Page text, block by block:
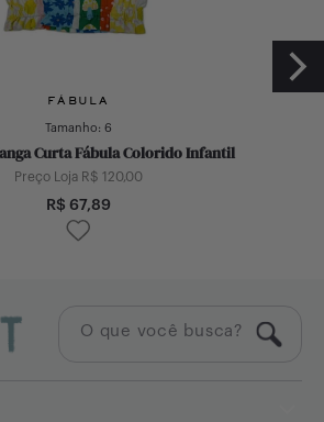
FÁBULA
Tamanho: 6
Curta Fábula Colorido Infantil
Preço Loja R$ 120,00
R$ 67,89